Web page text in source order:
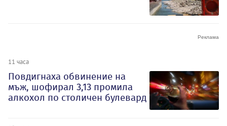
11 часа
Повдигнаха обвинение на
мъж, шофирал 3,13 промила
алкохол по столичен булевард